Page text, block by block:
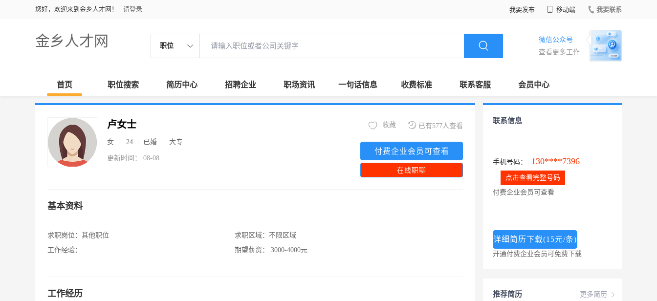
您好，欢迎来到金乡人才网！ 请登录 我要发布 移动端 我要联系
金乡人才网 职位
微信公众号
查看更多工作
首页 职位搜索 简历中心 招聘企业 职场资讯 一句话信息 收费标准 联系客服 会员中心
卢女士
女 24 已婚 大专
更新时间： 08-08
已有577人查看
收藏
付费企业会员可查看
在线职聊
基本资料
求职岗位： 其他职位
工作经验：
求职区域： 不限区域
期望薪资：
3000-4000元
工作经历
联系信息
手机号码： 130****7396
点击查看完整号码
付费企业会员可查看
详细简历下载(15元/条)
开通付费企业会员可免费下载
更多简历
推荐简历